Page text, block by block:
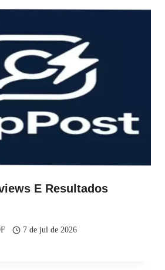
E Resultados
7 de jul de 2026